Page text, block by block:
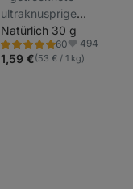
ultraknusprige
Scheiben, hergestellt
aus hochwertigen
Äpfeln, nicht frittiert,
Natürlich 30 g
60
Bewertung
4.9/5,
60
Favoriten
494
1,59 €(53 € / 1 kg)